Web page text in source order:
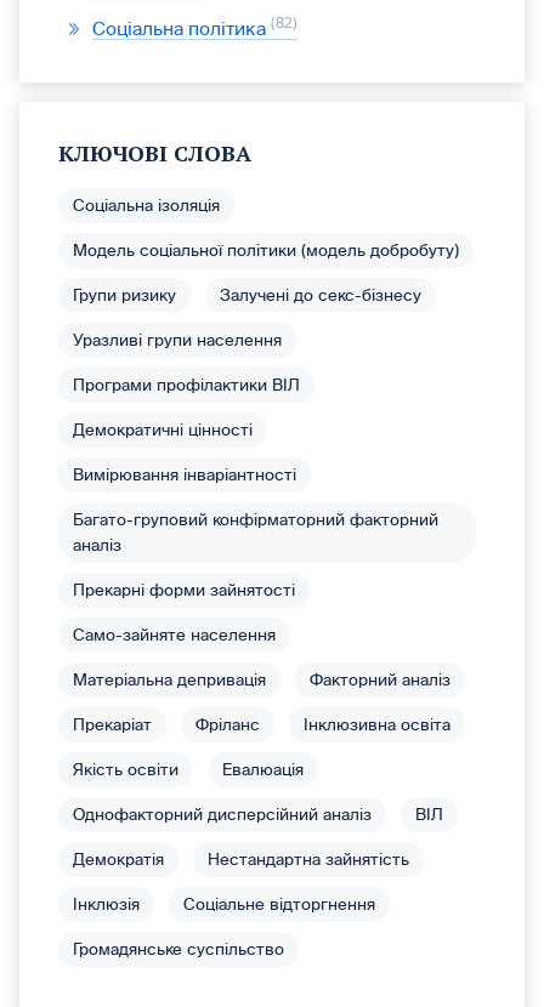
Соціальна політика 82
КЛЮЧОВІ СЛОВА
Соціальна ізоляція
Модель соціальної політики (модель добробуту)
Групи ризику Залучені до секс-бізнесу
Уразливі групи населення
Програми профілактики ВІЛ
Демократичні цінності
Вимірювання інваріантності
Багато-груповий конфірматорний факторний
аналіз
Прекарні форми зайнятості
Само-зайняте населення
Матеріальна депривація Факторний аналіз
Прекаріат Фріланс Інклюзивна освіта
Якість освіти Евалюація
Однофакторний дисперсійний аналіз ВІЛ
Демократія Нестандартна зайнятість
Інклюзія Соціальне відторгнення
Громадянське суспільство